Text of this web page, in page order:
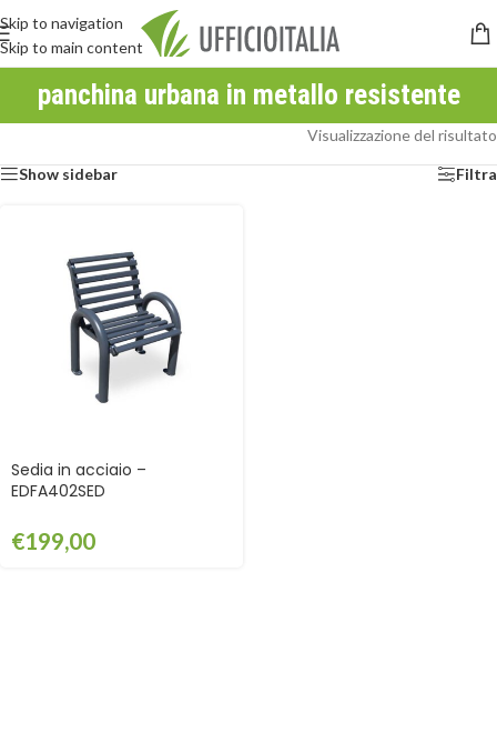
Skip to navigation
Skip to main content
panchina urbana in metallo resistente
Visualizzazione del risultato
Show sidebar Filtra
Sedia in acciaio –
EDFA402SED
€199,00